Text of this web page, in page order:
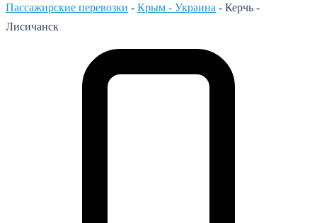
Пассажирские перевозки - Крым - Украина - Керчь -
Лисичанск